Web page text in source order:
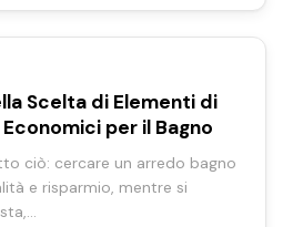
Scelta di Elementi di
per il Bagno
ciò: cercare un arredo bagno
e risparmio, mentre si